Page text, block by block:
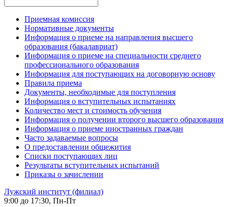
Приемная комиссия
Нормативные документы
Информация о приеме на направления высшего
образования (бакалавриат)
Информация о приеме на специальности среднего
профессионального образования
Информация для поступающих на договорную основу
Правила приема
Документы, необходимые для поступления
Информация о вступительных испытаниях
Количество мест и стоимость обучения
Информация о получении второго высшего образования
Информация о приеме иностранных граждан
Часто задаваемые вопросы
О предоставлении общежития
Списки поступающих лиц
Результаты вступительных испытаний
Приказы о зачислении
Лужский институт (филиал)
9:00 до 17:30, Пн-Пт